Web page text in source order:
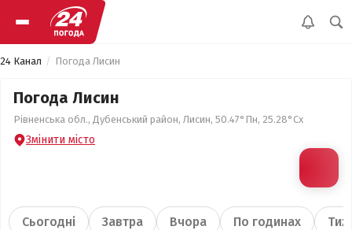
24 Канал Погода Лисин
Погода Лисин
Рівненська обл., Дубенський район, Лисин, 50.47°Пн, 25.28°Сх
Змінити місто
Сьогодні Завтра Вчора По годинах